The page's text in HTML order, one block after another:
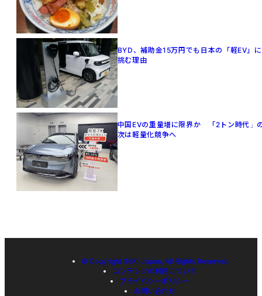
BYD、補助金15万円でも日本の「軽EV」に
挑む理由
中国EVの重量増に限界か 「2トン時代」
次は軽量化競争へ
© Copyright 36Kr Japan, All Rights Reserved
コンテンツの利用について
プライバシーポリシー
お問い合わせ